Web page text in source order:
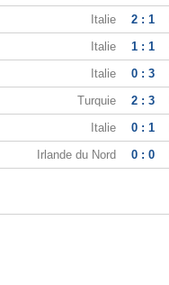
Italie 2 : 1
Italie 1 : 1
Italie 0 : 3
Turquie 2 : 3
Italie 0 : 1
Irlande du Nord 0 : 0